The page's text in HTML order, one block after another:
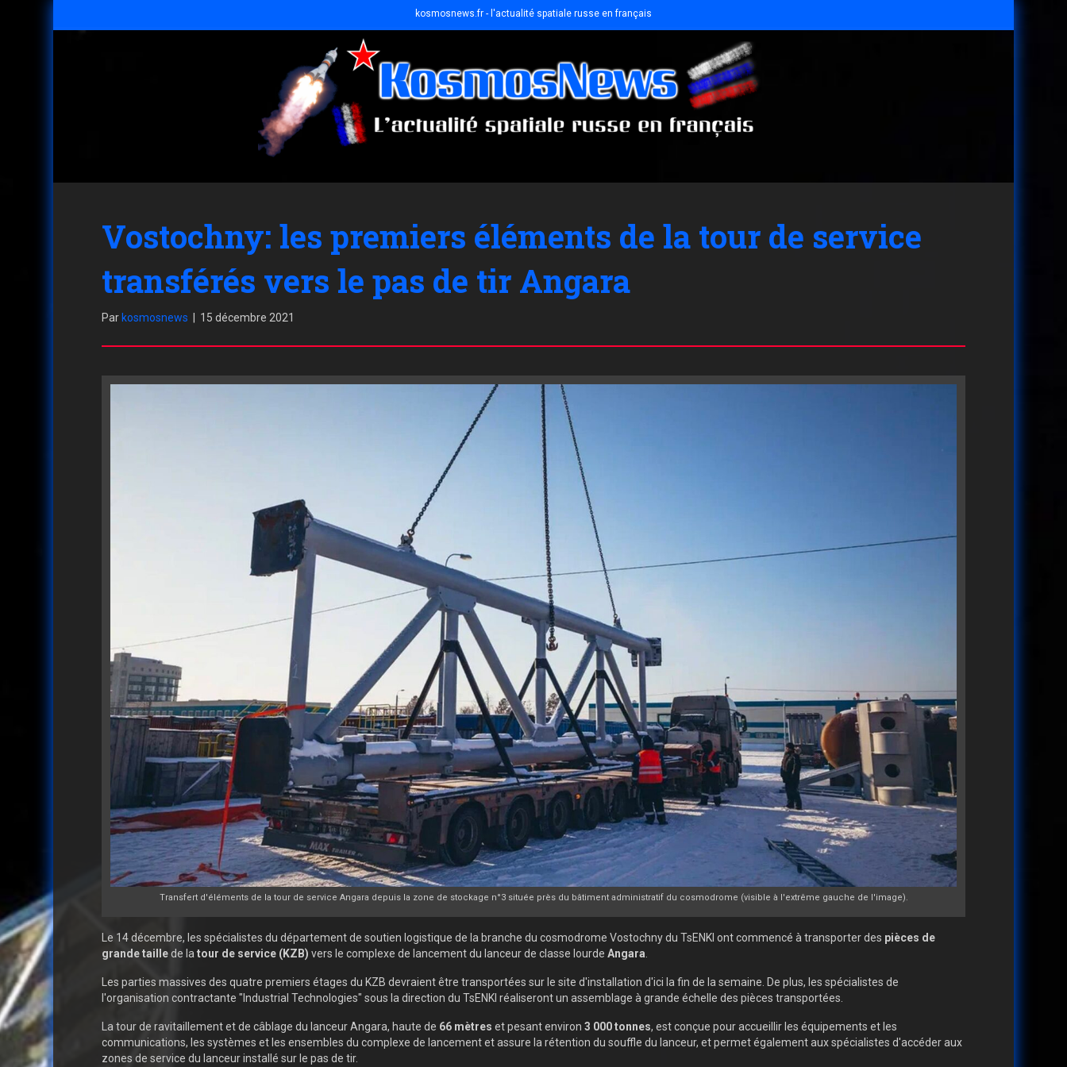
kosmosnews.fr - l'actualité spatiale russe en français
Vostochny: les premiers éléments de la tour de service
transférés vers le pas de tir Angara
Par kosmosnews 15 décembre 2021
Transfert d'éléments de la tour de service Angara depuis la zone de stockage n°3 située près du bâtiment administratif du cosmodrome (visible à l'extrême gauche de l'image).
Le 14 décembre, les spécialistes du département de soutien logistique de la branche du cosmodrome Vostochny du TsENKI ont commencé à transporter des pièces de
grande taillede la tour de service (KZB) vers le complexe de lancement du lanceur de classe lourde Angara
Les parties massives des quatre premiers étages du KZB devraient être transportées sur le site d'installation d'ici la fin de la semaine. De plus, les spécialistes de
l'organisation contractante "Industrial Technologies" sous la direction du TsENKI réaliseront un assemblage à grande échelle des pièces transportées.
La tour de ravitaillement et de câblage du lanceur Angara, haute de 66 mètres et pesant environ 3 000 tonnes, est conçue pour accueillir les équipements et les
communications, les systèmes et les ensembles du complexe de lancement et assure la rétention du souffle du lanceur, et permet également aux spécialistes d'accéder aux
zones de service du lanceur installé sur le pas de tir.